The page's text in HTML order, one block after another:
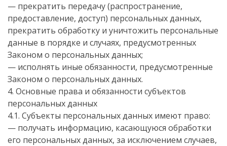
— прекратить передачу (распространение,
предоставление, доступ) персональных данных,
прекратить обработку и уничтожить персональные
данные в порядке и случаях, предусмотренных
Законом о персональных данных;
— исполнять иные обязанности, предусмотренные
Законом о персональных данных.
4. Основные права и обязанности субъектов
персональных данных
4.1. Субъекты персональных данных имеют право:
— получать информацию, касающуюся обработки
его персональных данных, за исключением случаев,